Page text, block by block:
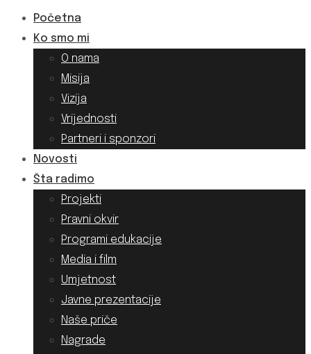
Početna
Ko smo mi
O nama
Misija
Vizija
Vrijednosti
Partneri i sponzori
Novosti
Šta radimo
Projekti
Pravni okvir
Programi edukacije
Media i film
Umjetnost
Javne prezentacije
Naše priče
Nagrade